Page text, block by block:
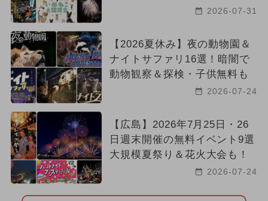
2026-07-31
【2026夏休み】夜の動物園＆
ナイトサファリ16選！暗闇で
動物観察＆探検・子供無料も
2026-07-24
【広島】2026年7月25日・26
日週末開催の無料イベント9選
大規模夏祭り＆花火大会も！
2026-07-24